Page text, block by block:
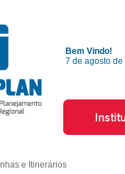
Bem Vindo!
7 de agosto de
e Itinerários